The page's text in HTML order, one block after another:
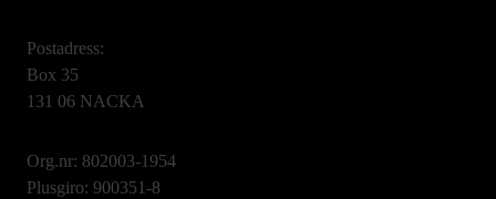
Postadress:
Box 35
131 06 NACKA
Org.nr: 802003-1954
Plusgiro: 900351-8